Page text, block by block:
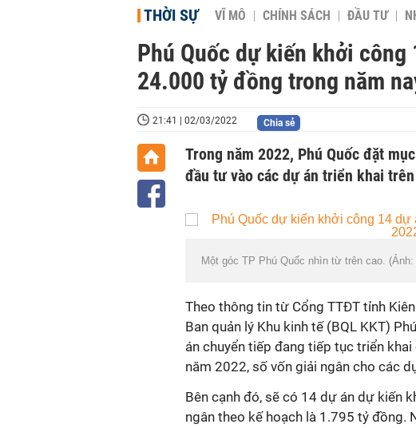
THỜI SỰ VĨ MÔ CHÍNH SÁCH ĐẦU TƯ
Phú Quốc dự kiến khởi
24.000 tỷ đồng trong năm
21:41 | 02/03/2022 Chia sẻ
Trong năm 2022, Phú Quốc đặt
đầu tư vào các dự án triển khai
Một góc TP Phú Quốc nhìn từ trên cao. (Ảnh:
Theo thông tin từ Cổng TTĐT tỉnh
Ban quản lý Khu kinh tế (BQL KKT)
án chuyển tiếp đang tiếp tục triển
năm 2022, số vốn giải ngân cho các
Bên cạnh đó, sẽ có 14 dự án dự kiến
ngân theo kế hoạch là 1.795 tỷ đồng.